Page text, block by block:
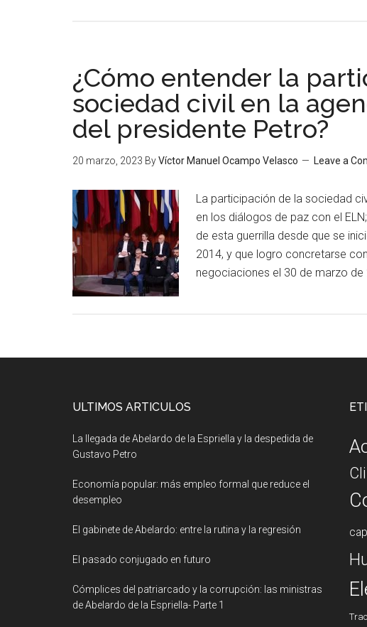
¿Cómo entender la
sociedad civil en la
del presidente Petro?
20 marzo, 2023 ByVíctor Manuel Ocampo Velasco Leave a
La participación de la sociedad
en los diálogos de paz con el
de esta guerrilla desde que se
2014, y que logro concretarse
negociaciones el 30 de marzo
ULTIMOS ARTICULOS
La llegada de Abelardo de la Espriella y la despedida de
Gustavo Petro
Economía popular: más empleo formal que reduce el
desempleo
El gabinete de Abelardo: entre la rutina y la regresión
El pasado conjugado en futuro
Cómplices del patriarcado y la corrupción: las ministras
de Abelardo de la Espriella- Parte 1